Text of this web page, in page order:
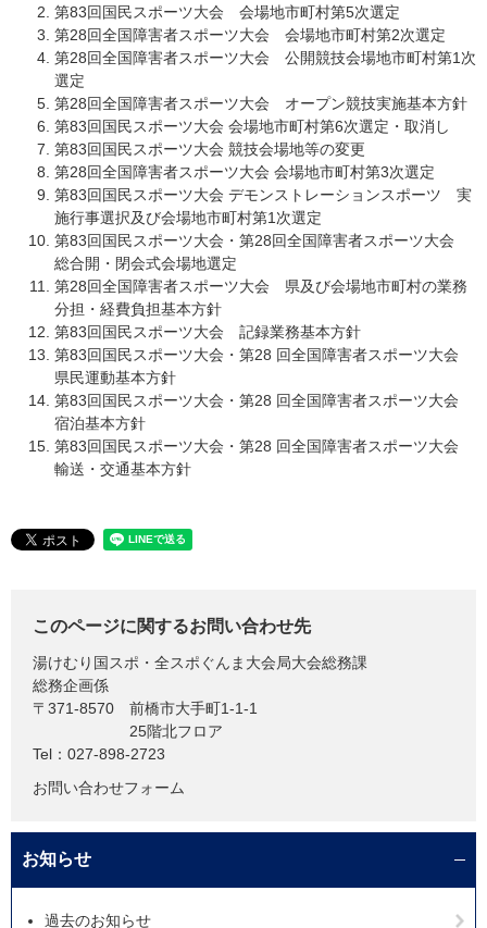
第83回国民スポーツ大会 会場地市町村第5次選定
第28回全国障害者スポーツ大会 会場地市町村第2次選定
第28回全国障害者スポーツ大会 公開競技会場地市町村第1次
選定
第28回全国障害者スポーツ大会 オープン競技実施基本方針
第83回国民スポーツ大会 会場地市町村第6次選定・取消し
第83回国民スポーツ大会 競技会場地等の変更
第28回全国障害者スポーツ大会 会場地市町村第3次選定
第83回国民スポーツ大会 デモンストレーションスポーツ ​実
施行事選択及び会場地市町村第1次選定
第83回国民スポーツ大会・第28回全国障害者スポーツ大会
総合開・閉会式会場地選定
第28回全国障害者スポーツ大会 県及び会場地市町村の業務
分担・経費負担基本方針
第83回国民スポーツ大会 記録業務基本方針
第83回国民スポーツ大会・第28 回全国障害者スポーツ大会
県民運動基本方針
第83回国民スポーツ大会・第28 回全国障害者スポーツ大会
宿泊基本方針
第83回国民スポーツ大会・第28 回全国障害者スポーツ大会
輸送・交通基本方針
このページに関するお問い合わせ先
湯けむり国スポ・全スポぐんま大会局大会総務課
総務企画係
〒371-8570
前橋市大手町1-1-1
25階北フロア
Tel：027-898-2723
お問い合わせフォーム
お知らせ
過去のお知らせ